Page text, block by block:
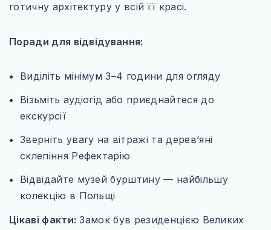
готичну архітектуру у всій її красі.
Поради для відвідування:
Виділіть мінімум 3–4 години для огляду
Візьміть аудіогід або приєднайтеся до
екскурсії
Зверніть увагу на вітражі та дерев’яні
склепіння Рефектарію
Відвідайте музей бурштину — найбільшу
колекцію в Польщі
Цікаві факти: Замок був резиденцією Великих